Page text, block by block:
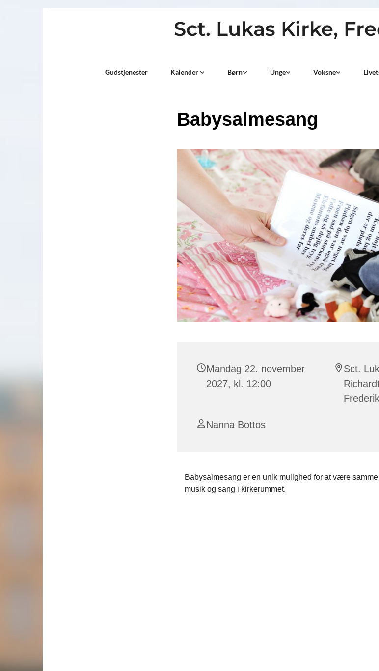
Sct. Lukas Kirke,
Gudstjenester Kalender Børn Unge Voksne
Babysalmesang
Mandag 22. november
2027, kl. 12:00
Sct.
Nanna Bottos
Babysalmesang er en unik mulighed for at være
musik og sang i kirkerummet.